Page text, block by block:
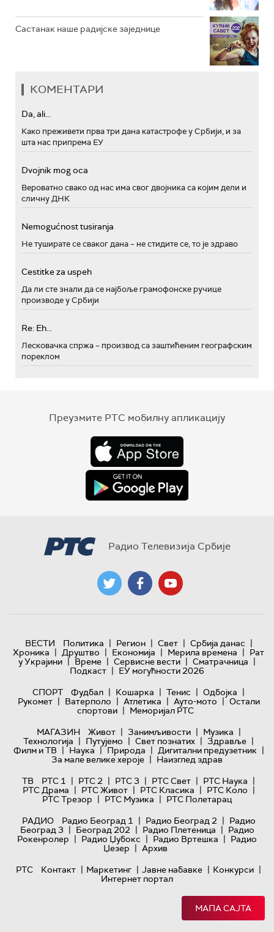
Састанак наше радијске заједнице
КОМЕНТАРИ
Da, ali...
Како преживети прва три дана катастрофе у Србији, и за
шта нас припрема ЕУ
Dvojnik mog oca
Вероватно свако од нас има свог двојника са којим дели и
сличну ДНК
Nemogućnost tusiranja
Не туширате се сваког дана – не стидите се, то је здраво
Cestitke za uspeh
Да ли сте знали да се најбоље грамофонске ручице
производе у Србији
Re: Eh...
Лесковачка спржа – производ са заштићеним географским
пореклом
Преузмите РТС мобилну апликацију
Радио Телевизија Србије
ВЕСТИ Политика | Регион | Свет | Србија данас |
Хроника | Друштво | Економија | Мерила времена | Рат
у Украјини | Време | Сервисне вести | Сматрачница |
Подкаст | ЕУ могућности 2026
СПОРТ
Фудбал | Кошарка | Тенис | Одбојка |
Рукомет | Ватерполо | Атлетика | Ауто-мото | Остали
спортови | Меморијал РТС
МАГАЗИН
Живот | Занимљивости | Музика |
Технологијa | Путујемо | Свет познатих | Здравље |
Филм и ТВ | Наука | Природа | Дигитални предузетник |
За мале велике хероје | Наизглед здрав
ТВ
РТС 1 | РТС 2 | РТС 3 | РТС Свет | РТС Наука |
РТС Драма | РТС Живот | РТС Класика | РТС Коло |
РТС Трезор | РТС Музика | РТС Полетарац
РАДИО
Радио Београд 1 | Радио Београд 2 | Радио
Београд 3 | Београд 202 | Радио Плетеница | Радио
Рокенролер | Радио Џубокс | Радио Вртешка | Радио
Џезер | Архив
РТС
Контакт | Маркетинг | Јавне набавке | Конкурси |
Интернет портал
МАПА САЈТА